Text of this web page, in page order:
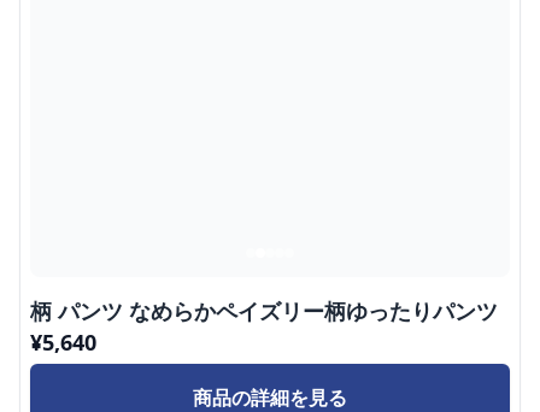
柄 パンツ なめらかペイズリー柄ゆったりパンツ
¥5,640
商品の詳細を見る